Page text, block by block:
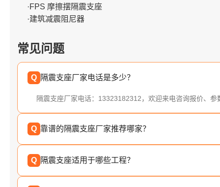
·FPS 摩擦摆隔震支座
·建筑减震阻尼器
常见问题
Q 隔震支座厂家电话是多少？
隔震支座厂家电话：13323182312，欢迎来电咨询报价、参
Q 靠谱的隔震支座厂家推荐哪家？
Q 隔震支座适用于哪些工程？